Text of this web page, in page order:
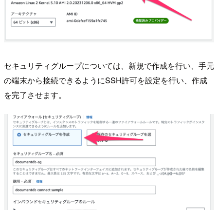
セキュリティグループについては、新規で作成を行い、手元
の端末から接続できるようにSSH許可を設定を行い、作成
を完了させます。